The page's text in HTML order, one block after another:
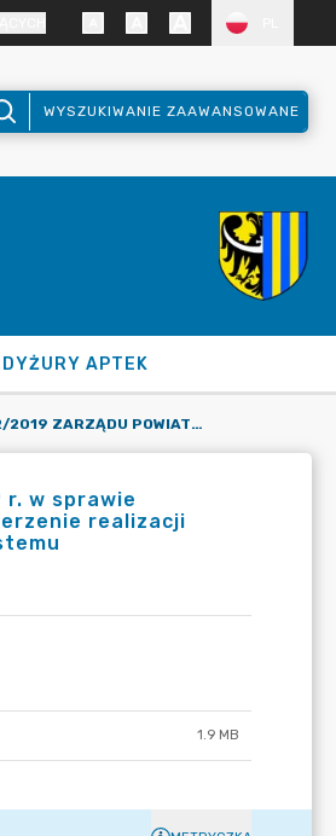
WYSZUKIWANIE ZAAWANSOWANE
DYŻURY APTEK
UCHWAŁA NR 32/2019 ZARZĄDU POWIATU ZGORZELECKIEGO Z DNIA 19 LUTEGO 2019 R. W SPRAWIE POWOŁANIA KOMISJI KONKURSOWEJ W CELU OPINIOWANIA ZŁOŻONYCH OFERT NA POWIERZENIE REALIZACJI ZDANIA PUBLICZNEGO W ZAKRESIE WSPIERANIA RODZINNEJ PIECZY ZASTĘPCZEJ I SYSTEMU
r. w sprawie
realizacji
1.9 MB